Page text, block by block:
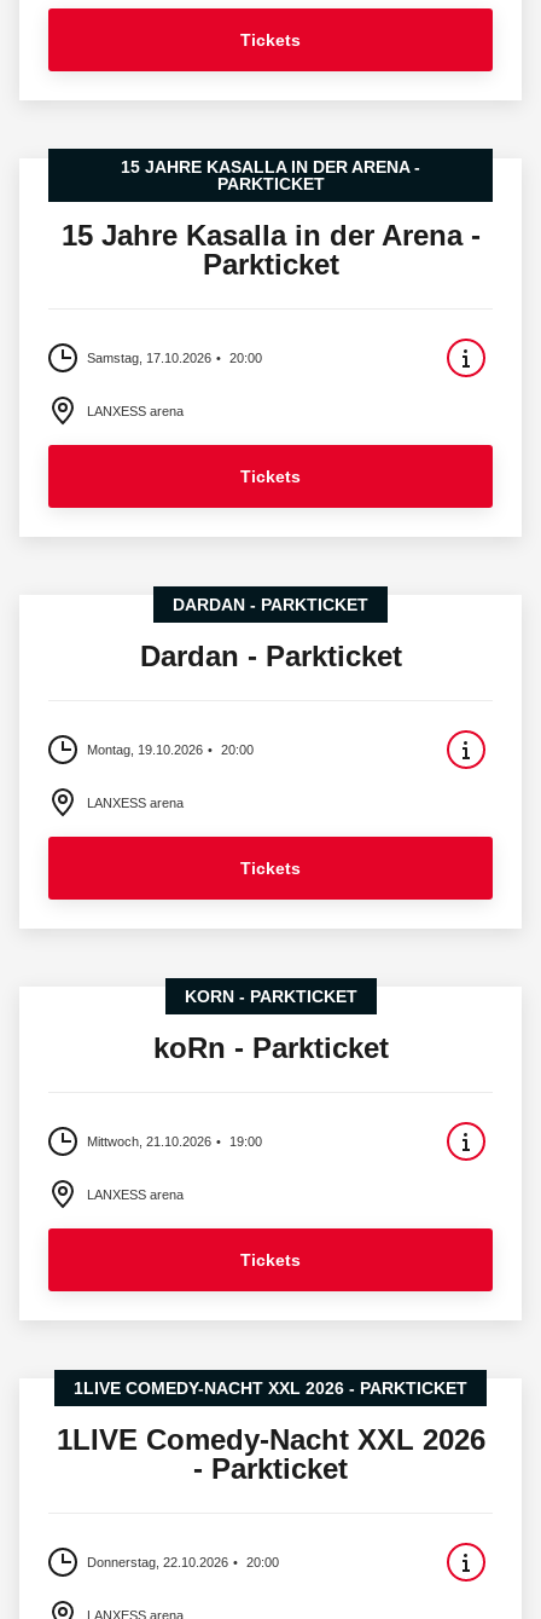
Tickets
15 JAHRE KASALLA IN DER ARENA -
PARKTICKET
15 Jahre Kasalla in der Arena -
Parkticket
Samstag, 17.10.2026 20:00
LANXESS arena
Tickets
DARDAN - PARKTICKET
Dardan - Parkticket
Montag, 19.10.2026 20:00
LANXESS arena
Tickets
KORN - PARKTICKET
koRn - Parkticket
Mittwoch, 21.10.2026 19:00
LANXESS arena
Tickets
1LIVE COMEDY-NACHT XXL 2026 - PARKTICKET
1LIVE Comedy-Nacht XXL 2026
- Parkticket
Donnerstag, 22.10.2026 20:00
LANXESS arena